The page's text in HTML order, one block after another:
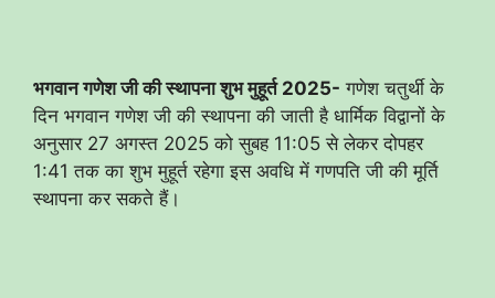
भगवान गणेश जी की स्थापना शुभ मुहूर्त 2025- गणेश चतुर्थी के
दिन भगवान गणेश जी की स्थापना की जाती है धार्मिक विद्वानों के
अनुसार 27 अगस्त 2025 को सुबह 11:05 से लेकर दोपहर
1:41 तक का शुभ मुहूर्त रहेगा इस अवधि में गणपति जी की मूर्ति
स्थापना कर सकते हैं।